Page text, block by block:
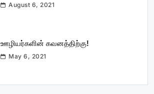
August 6, 2021
ஊழியர்களின் கவனத்திற்கு!
May 6, 2021